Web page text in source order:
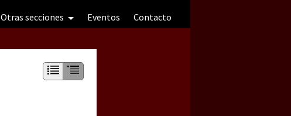
Otras secciones Eventos
Contacto